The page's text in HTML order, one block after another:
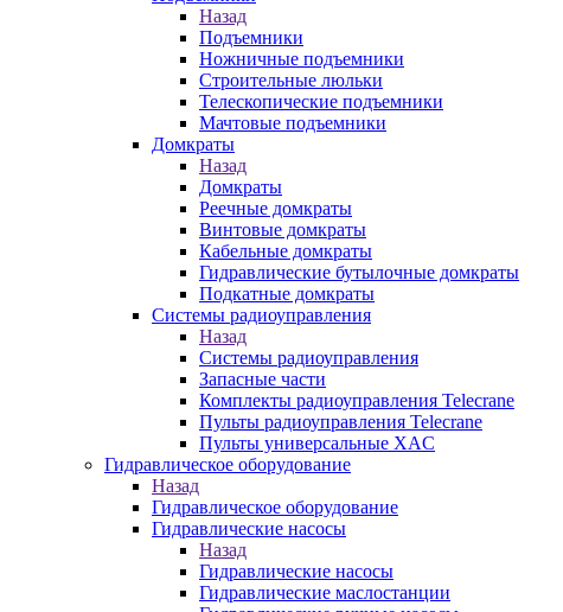
Назад
Подъемники
Ножничные подъемники
Строительные люльки
Телескопические подъемники
Мачтовые подъемники
Домкраты
Назад
Домкраты
Реечные домкраты
Винтовые домкраты
Кабельные домкраты
Гидравлические бутылочные домкраты
Подкатные домкраты
Системы радиоуправления
Назад
Системы радиоуправления
Запасные части
Комплекты радиоуправления Telecrane
Пульты радиоуправления Telecrane
Пульты универсальные XAC
Гидравлическое оборудование
Назад
Гидравлическое оборудование
Гидравлические насосы
Назад
Гидравлические насосы
Гидравлические маслостанции